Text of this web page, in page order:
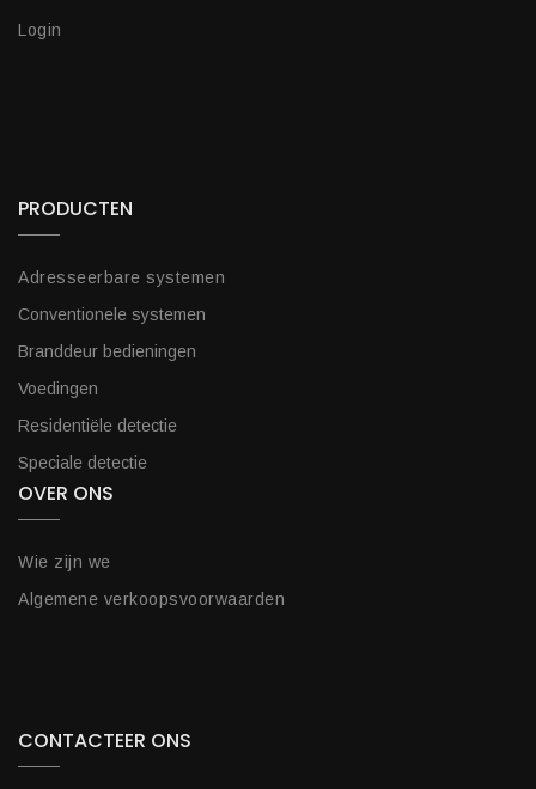
Login
PRODUCTEN
Adresseerbare systemen
Conventionele systemen
Branddeur bedieningen
Voedingen
Residentiële detectie
Speciale detectie
OVER ONS
Wie zijn we
Algemene verkoopsvoorwaarden
CONTACTEER ONS